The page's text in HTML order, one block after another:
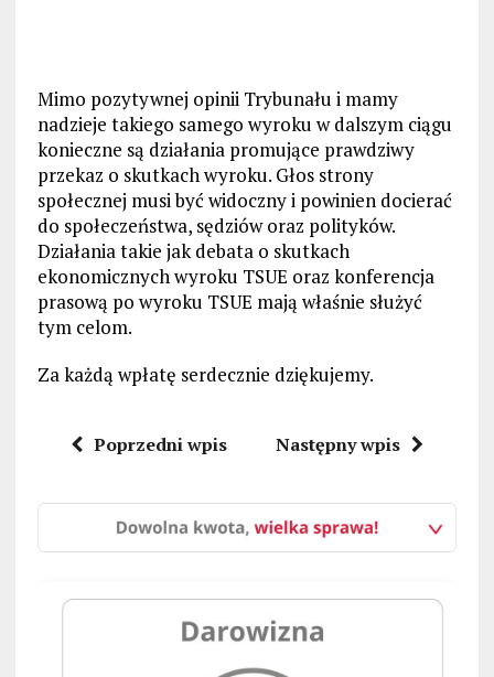
Mimo pozytywnej opinii Trybunału i mamy
nadzieje takiego samego wyroku w dalszym ciągu
konieczne są działania promujące prawdziwy
przekaz o skutkach wyroku. Głos strony
społecznej musi być widoczny i powinien docierać
do społeczeństwa, sędziów oraz polityków.
Działania takie jak debata o skutkach
ekonomicznych wyroku TSUE oraz konferencja
prasową po wyroku TSUE mają właśnie służyć
tym celom.
Za każdą wpłatę serdecznie dziękujemy.
Poprzedni wpis Następny wpis